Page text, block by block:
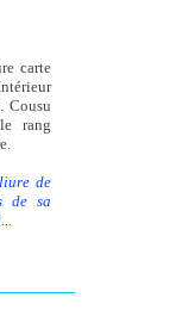
carte
Cousu
rang
de
de sa